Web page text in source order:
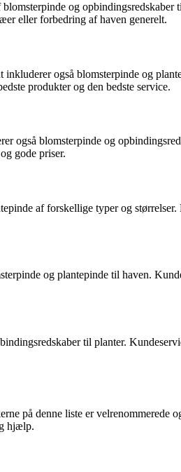
og opbindingsredskaber
eller forbedring af haven generelt.
også blomsterpinde og
produkter og den bedste service.
også blomsterpinde og
gode priser.
af forskellige typer og
og plantepinde til haven.
til planter.
på denne liste er velrenommerede
hjælp.